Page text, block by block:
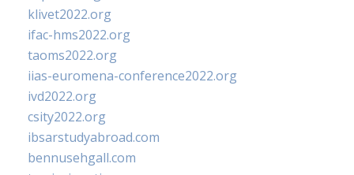
klivet2022.org
ifac-hms2022.org
taoms2022.org
iias-euromena-conference2022.org
ivd2022.org
csity2022.org
ibsarstudyabroad.com
bennusehgall.com